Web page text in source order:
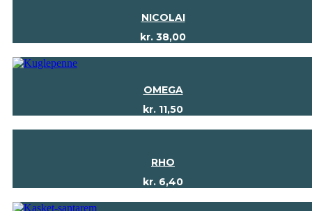
NICOLAI
kr. 38,00
OMEGA
kr. 11,50
RHO
kr. 6,40